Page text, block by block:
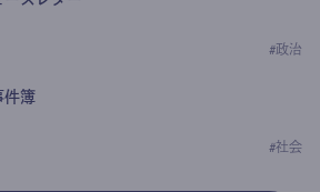
#政治
件簿
#社会